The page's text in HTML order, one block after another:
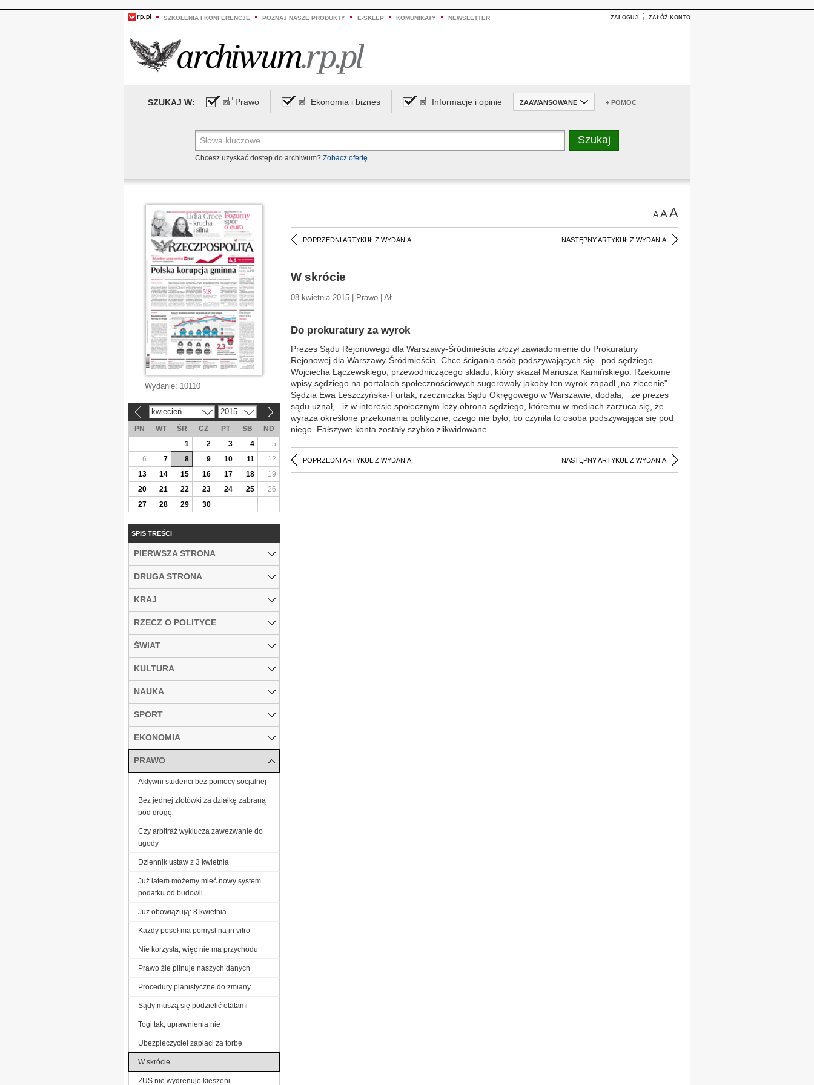
SZKOLENIA I KONFERENCJE POZNAJ NASZE PRODUKTY E-SKLEP KOMUNIKATY NEWSLETTER ZALOGUJ ZAŁÓŻ KONTO
SZUKAJ W: Prawo Ekonomia i biznes Informacje i opinie ZAAWANSOWANE + POMOC
Chcesz uzyskać dostęp do archiwum? Zobacz ofertę
AAA
POPRZEDNI ARTYKUŁ Z WYDANIA NASTĘPNY ARTYKUŁ Z WYDANIA
W skrócie
08 kwietnia 2015 | Prawo | AŁ
Do prokuratury za wyrok
Prezes Sądu Rejonowego dla Warszawy-Śródmieścia złożył zawiadomienie do Prokuratury
Rejonowej dla Warszawy-Śródmieścia. Chce ścigania osób podszywających się pod sędziego
Wojciecha Łączewskiego, przewodniczącego składu, który skazał Mariusza Kamińskiego. Rzekome
wpisy sędziego na portalach społecznościowych sugerowały jakoby ten wyrok zapadł „na zlecenie".
Sędzia Ewa Leszczyńska-Furtak, rzeczniczka Sądu Okręgowego w Warszawie, dodała, że prezes
sądu uznał, iż w interesie społecznym leży obrona sędziego, któremu w mediach zarzuca się, że
wyraża określone przekonania polityczne, czego nie było, bo czyniła to osoba podszywająca się pod
niego. Fałszywe konta zostały szybko zlikwidowane.
POPRZEDNI ARTYKUŁ Z WYDANIA NASTĘPNY ARTYKUŁ Z WYDANIA
Wydanie: 10110
kwiecień 2015
PN WT ŚR CZ PT SB
ND
1
2 3 4
5
6
7 8 9 10 11
12
13
14 15 16 17 18
19
20
21 22 23 24 25
26
27
28 29 30
SPIS TREŚCI
PIERWSZA STRONA
DRUGA STRONA
KRAJ
RZECZ O POLITYCE
ŚWIAT
KULTURA
NAUKA
SPORT
EKONOMIA
PRAWO
Aktywni studenci bez pomocy socjalnej
Bez jednej złotówki za działkę zabraną
pod drogę
Czy arbitraż wyklucza zawezwanie do
ugody
Dziennik ustaw z 3 kwietnia
Już latem możemy mieć nowy system
podatku od budowli
Już obowiązują: 8 kwietnia
Każdy poseł ma pomysł na in vitro
Nie korzysta, więc nie ma przychodu
Prawo źle pilnuje naszych danych
Procedury planistyczne do zmiany
Sądy muszą się podzielić etatami
Togi tak, uprawnienia nie
Ubezpieczyciel zapłaci za torbę
W skrócie
ZUS nie wydrenuje kieszeni